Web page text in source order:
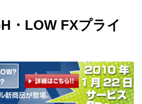
・LOW FXプライ